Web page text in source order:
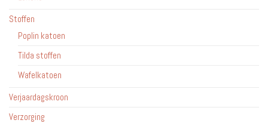
Stoffen
Poplin katoen
Tilda stoffen
Wafelkatoen
Verjaardagskroon
Verzorging